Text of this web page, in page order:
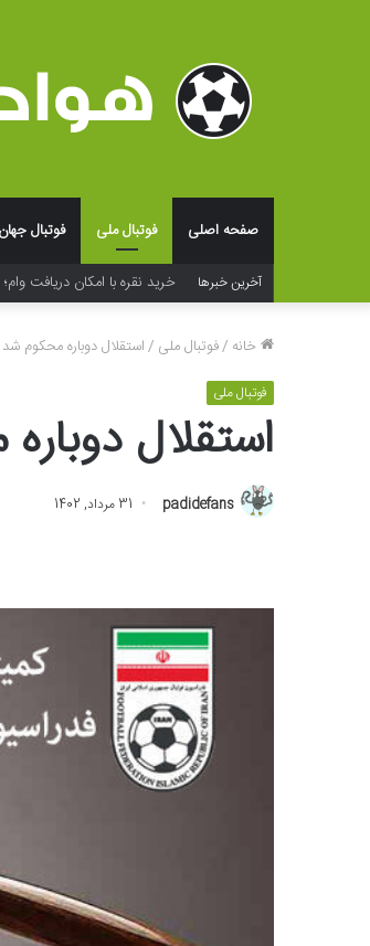
صفحه اصلی فوتبال ملی فوتبال جهان
آخرین خبرها خرید نقره با امکان دریافت
خانه /فوتبال ملی /استقلال دوباره محکوم شد
فوتبال ملی
استقلال
padidefans 31 مرداد, 1402